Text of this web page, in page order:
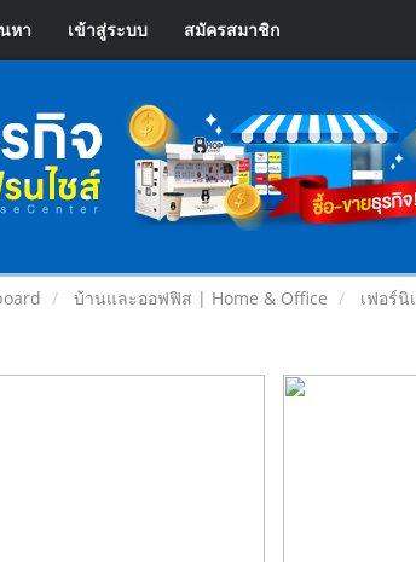
หา เข้าสู่ระบบ สมัครสมาชิก
บ้านและออฟฟิส | Home & Office เฟอร์